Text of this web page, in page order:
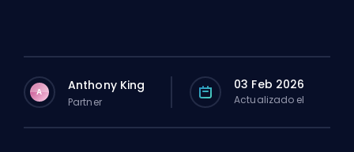
A Anthony King
Partner
03 Feb 2026
Actualizado el